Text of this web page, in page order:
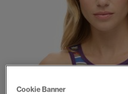
Cookie Banner